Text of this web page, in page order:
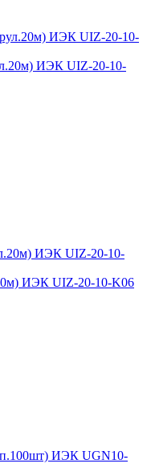
ИЭК UIZ-20-10-
ИЭК UIZ-20-10-K06